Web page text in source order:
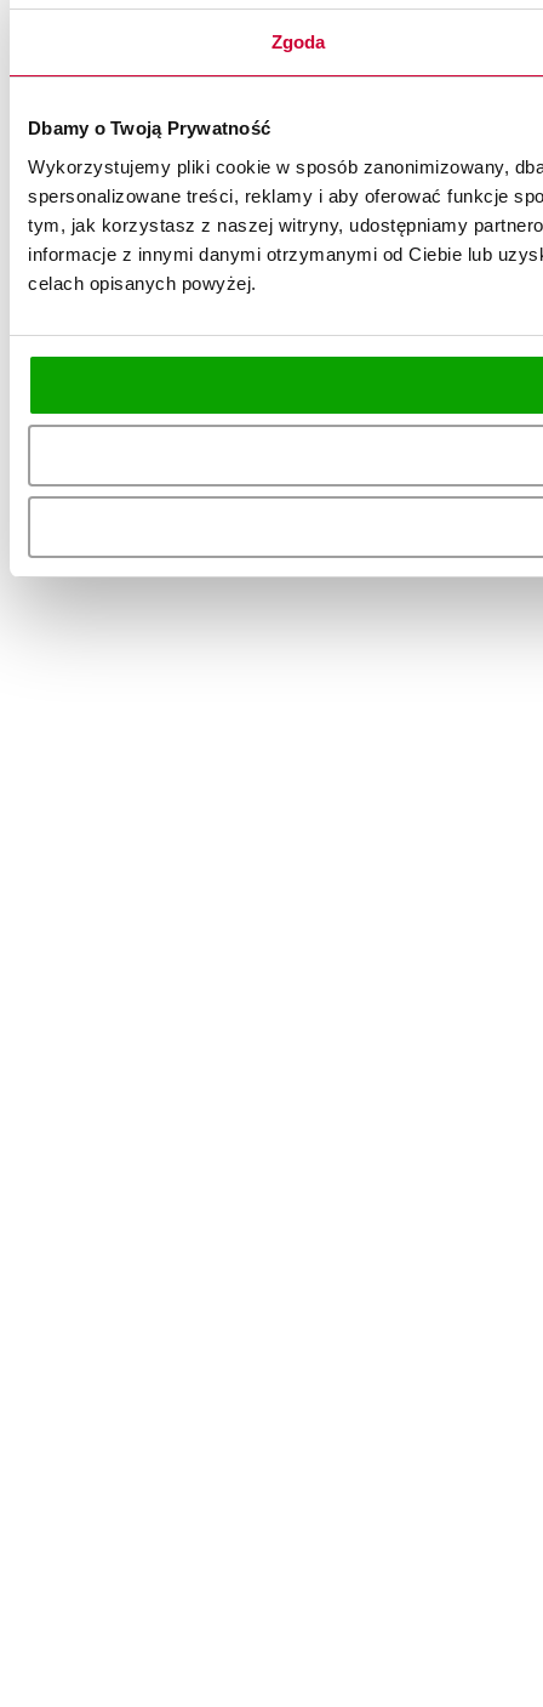
Zgoda
Dbamy o Twoją Prywatność
Wykorzystujemy pliki cookie w sposób zanonimizowany,
spersonalizowane treści, reklamy i aby oferować funkcje
tym, jak korzystasz z naszej witryny, udostępniamy
informacje z innymi danymi otrzymanymi od Ciebie lub
celach opisanych powyżej.